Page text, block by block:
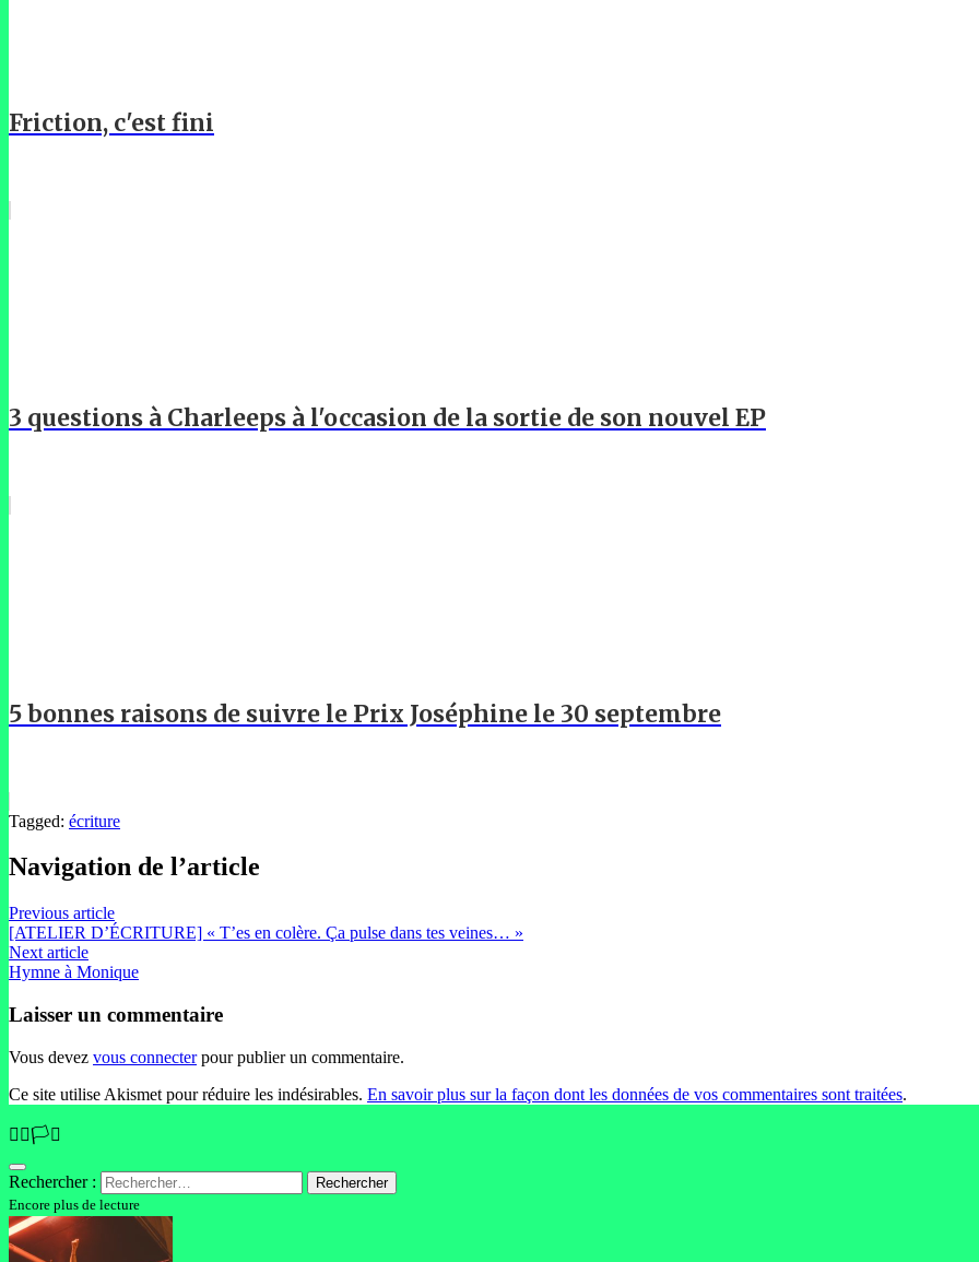
Friction, c'est fini
3 questions à Charleeps à l'occasion de la sortie de son nouvel EP
5 bonnes raisons de suivre le Prix Joséphine le 30 septembre
Tagged: écriture
Navigation de l’article
Previous article
[ATELIER D’ÉCRITURE] « T’es en colère. Ça pulse dans tes veines… »
Next article
Hymne à Monique
Laisser un commentaire
Vous devez vous connecterpour publier un commentaire.
Ce site utilise Akismet pour réduire les indésirables. En savoir plus sur la façon dont les données de vos commentaires sont traitées.
🏳️‍🌈🏳️‍⚧️
Rechercher :
Encore plus de lecture